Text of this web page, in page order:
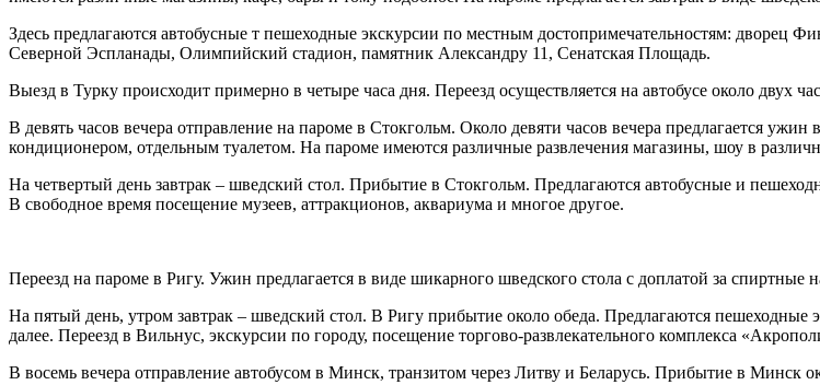
Здесь предлагаются автобусные т пешеходные экскурсии по местным достопримечательностям: дворец
Северной Эспланады, Олимпийский стадион, памятник Александру 11, Сенатская Площадь.
Выезд в Турку происходит примерно в четыре часа дня. Переезд осуществляется на автобусе около двух
В девять часов вечера отправление на пароме в Стокгольм. Около девяти часов вечера предлагается
кондиционером, отдельным туалетом. На пароме имеются различные развлечения магазины, шоу в
На четвертый день завтрак – шведский стол. Прибытие в Стокгольм. Предлагаются автобусные и
В свободное время посещение музеев, аттракционов, аквариума и многое другое.
Переезд на пароме в Ригу. Ужин предлагается в виде шикарного шведского стола с доплатой за
На пятый день, утром завтрак – шведский стол. В Ригу прибытие около обеда. Предлагаются
далее. Переезд в Вильнус, экскурсии по городу, посещение торгово-развлекательного комплекса
В восемь вечера отправление автобусом в Минск, транзитом через Литву и Беларусь. Прибытие в Минск